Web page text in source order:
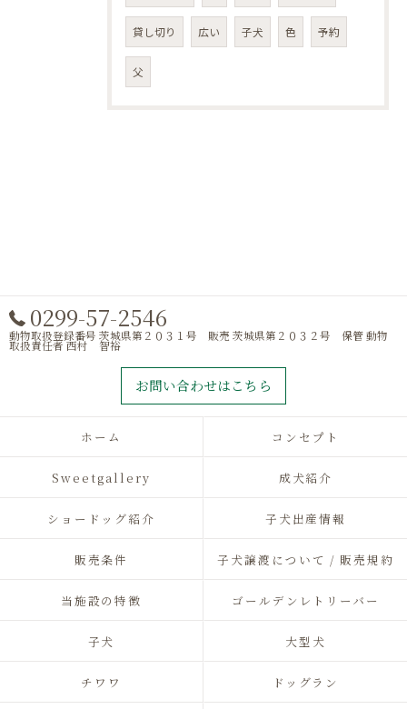
貸し切り 広い 子犬 色 予約
父
0299-57-2546
動物取扱登録番号 茨城県第２０３１号 販売 茨城県第２０３２号 保管 動物
取扱責任者 西村 智裕
お問い合わせはこちら
ホーム コンセプト
Sweetgallery 成犬紹介
ショードッグ紹介 子犬出産情報
販売条件 子犬譲渡について / 販売規約
当施設の特徴 ゴールデンレトリーバー
子犬 大型犬
チワワ ドッグラン